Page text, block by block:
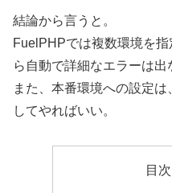
結論から言うと。
FuelPHPでは複数環境を
ら自動で詳細なエラーは出
また、本番環境への設定
してやればいい。
目次